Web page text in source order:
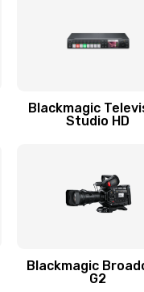
Blackmagic
Studio HD
Blackmagic
G2